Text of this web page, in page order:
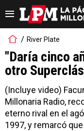
River Plate
"Daría cinco
otro
(Incluye video)
Millonaria Radio,
eterno rival en el
1997, y remarcó